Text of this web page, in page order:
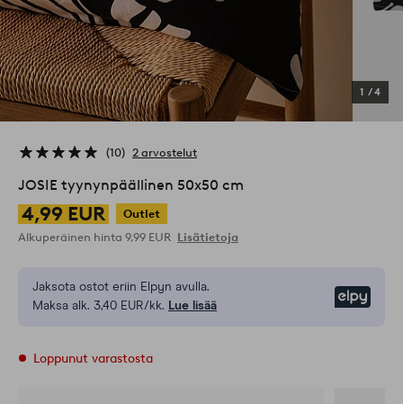
1 /4
10 2 arvostelut
JOSIE tyynynpäällinen 50x50 cm
4,99 EUR
Outlet
Alkuperäinen hinta 9,99 EUR Lisätietoja
Jaksota ostot eriin Elpyn avulla.
Maksa alk. 3,40 EUR/kk. Lue lisää
Loppunut varastosta